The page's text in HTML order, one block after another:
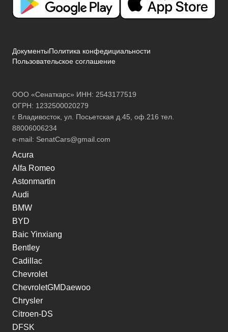
ДокументыПолитика конфедициальности
Пользовательское соглашение
ООО «Сенаткарс» ИНН: 2543177519
ОГРН: 1232500020279
г. Владивосток, ул. Посьетская д.45, оф.216 тел.
88006006234
e-mail: SenatCars@gmail.com
Acura
Alfa Romeo
Astonmartin
Audi
BMW
BYD
Baic Yinxiang
Bentley
Cadillac
Chevrolet
ChevroletGMDaewoo
Chrysler
Citroen-DS
DFSK